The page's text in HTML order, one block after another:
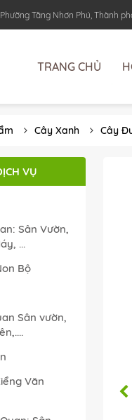
Tăng Nhơn Phú, Thành
TRANG CHỦ
Cây Xanh Cây
VỤ
Sân Vườn,
...
Bộ
Sân vườn,
Văn